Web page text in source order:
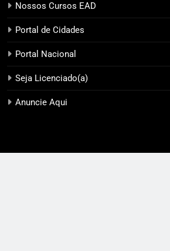
Nossos Cursos EAD
Portal de Cidades
Portal Nacional
Seja Licenciado(a)
Anuncie Aqui